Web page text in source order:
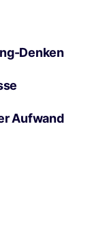
Denken
Aufwand